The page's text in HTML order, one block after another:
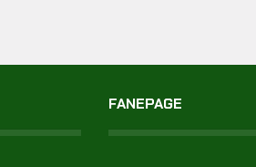
FANEPAGE